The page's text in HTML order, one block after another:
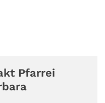
Pfarrei